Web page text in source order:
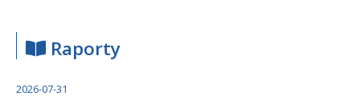
Raporty
2026-07-31